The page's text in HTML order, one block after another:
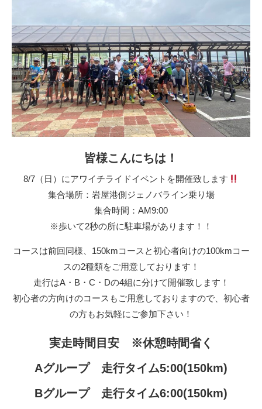
皆様こんにちは！
8/7（日）にアワイチライドイベントを開催致します
集合場所：岩屋港側ジェノバライン乗り場
集合時間：AM9:00
※歩いて2秒の所に駐車場があります！！
コースは前回同様、150kmコースと初心者向けの100kmコー
スの2種類をご用意しております！
走行はA・B・C・Dの4組に分けて開催致します！
初心者の方向けのコースもご用意しておりますので、初心者
の方もお気軽にご参加下さい！
実走時間目安 ※休憩時間省く
Aグループ 走行タイム5:00(150km)
Bグループ 走行タイム6:00(150km)